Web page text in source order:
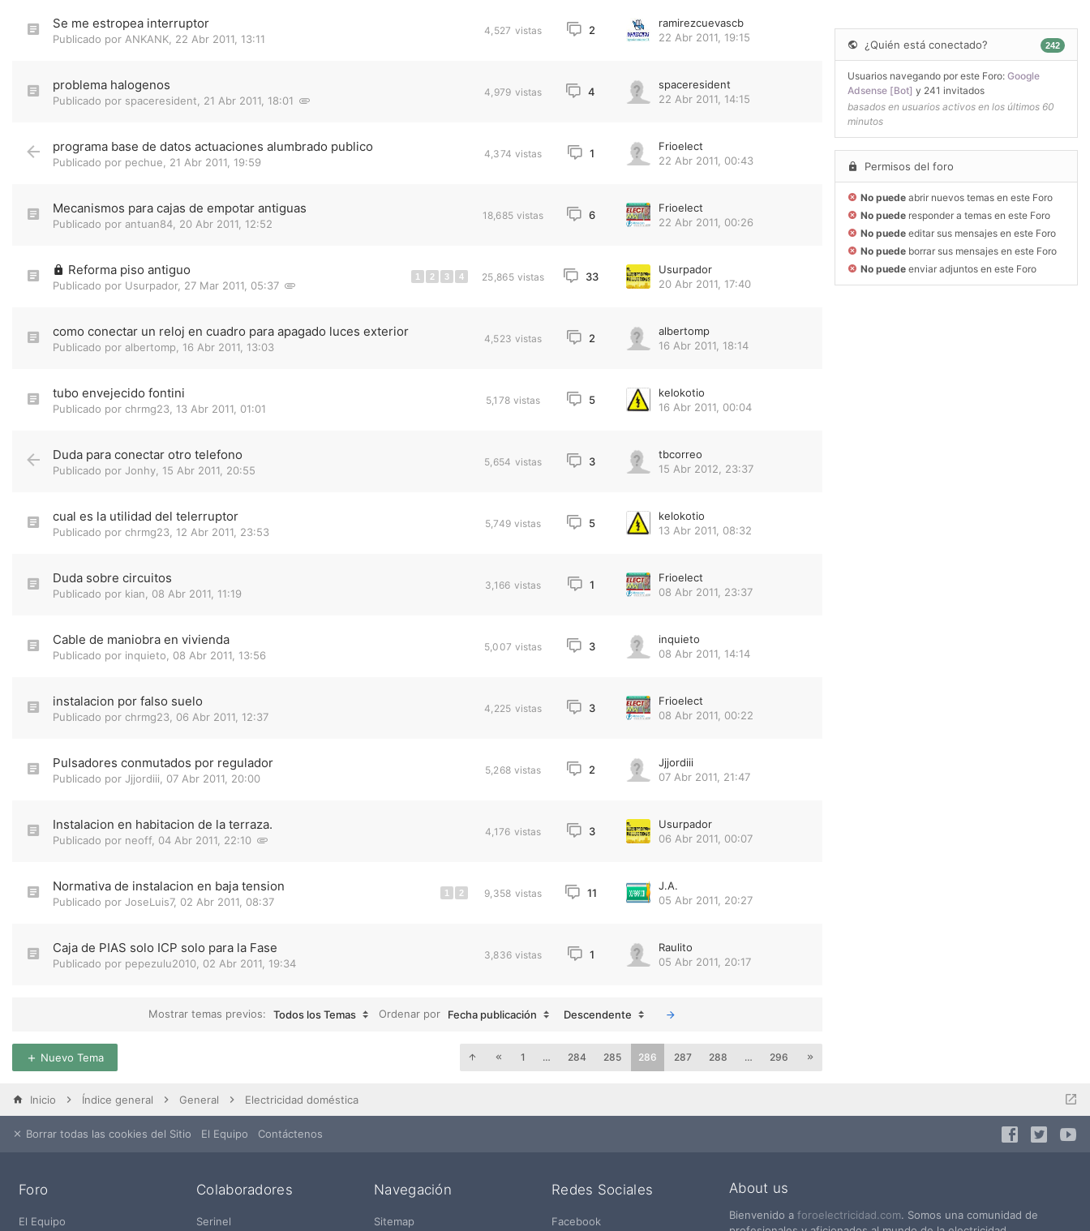
Se me estropea interruptor
Publicado por ANKANK 22 Abr 2011, 13:11
4,527 vistas 2
ramirezcuevascb
22 Abr 2011, 19:15
problema halogenos
Publicado por spaceresident 21 Abr 2011, 18:01
4,979 vistas 4
spaceresident
22 Abr 2011, 14:15
programa base de datos actuaciones alumbrado publico
Publicado por pechue 21 Abr 2011, 19:59
4,374 vistas 1
Frioelect
22 Abr 2011, 00:43
Mecanismos para cajas de empotar antiguas
Publicado por antuan84 20 Abr 2011, 12:52
18,685 vistas 6
Frioelect
22 Abr 2011, 00:26
Reforma piso antiguo
Publicado por Usurpador, 27 Mar 2011, 05:37
1 2 3 4 25,865 vistas 33
Usurpador
20 Abr 2011, 17:40
como conectar un reloj en cuadro para apagado luces exterior
Publicado por albertomp 16 Abr 2011, 13:03
4,523 vistas 2
albertomp
16 Abr 2011, 18:14
tubo envejecido fontini
Publicado por chrmg23 13 Abr 2011, 01:01
5,178 vistas 5
kelokotio
16 Abr 2011, 00:04
Duda para conectar otro telefono
Publicado por Jonhy 15 Abr 2011, 20:55
5,654 vistas 3
tbcorreo
15 Abr 2012, 23:37
cual es la utilidad del telerruptor
Publicado por chrmg23 12 Abr 2011, 23:53
5,749 vistas 5
kelokotio
13 Abr 2011, 08:32
Duda sobre circuitos
Publicado por kian 08 Abr 2011, 11:19
3,166 vistas 1
Frioelect
08 Abr 2011, 23:37
Cable de maniobra en vivienda
Publicado por inquieto 08 Abr 2011, 13:56
5,007 vistas 3
inquieto
08 Abr 2011, 14:14
instalacion por falso suelo
Publicado por chrmg23 06 Abr 2011, 12:37
4,225 vistas 3
Frioelect
08 Abr 2011, 00:22
Pulsadores conmutados por regulador
Publicado por Jjjordiii 07 Abr 2011, 20:00
5,268 vistas 2
Jjjordiii
07 Abr 2011, 21:47
Instalacion en habitacion de la terraza.
Publicado por neoff, 04 Abr 2011, 22:10
4,176 vistas 3
Usurpador
06 Abr 2011, 00:07
Normativa de instalacion en baja tension
Publicado por JoseLuis7, 02 Abr 2011, 08:37
1 2 9,358 vistas 11
J.A.
05 Abr 2011, 20:27
Caja de PIAS solo ICP solo para la Fase
Publicado por pepezulu2010 02 Abr 2011, 19:34
3,836 vistas 1
Raulito
05 Abr 2011, 20:17
Mostrar temas previos: Todos los Temas Ordenar por Fecha publicación Descendente
Nuevo Tema 1 … 284 285 286 287 288 … 296
¿Quién está conectado? 242
Usuarios navegando por este Foro: Google
Adsense [Bot] y 241 invitados
basados en usuarios activos en los últimos 60
minutos
Permisos del foro
No puede abrir nuevos temas en este Foro
No puede responder a temas en este Foro
No puede editar sus mensajes en este Foro
No puede borrar sus mensajes en este Foro
No puede enviar adjuntos en este Foro
Inicio Índice general General Electricidad doméstica
Borrar todas las cookies del Sitio El Equipo Contáctenos
Foro
El Equipo
Colaboradores
Serinel
Navegación
Sitemap
Redes Sociales
Facebook
About us
Bienvenido a foroelectricidad.com. Somos una comunidad de